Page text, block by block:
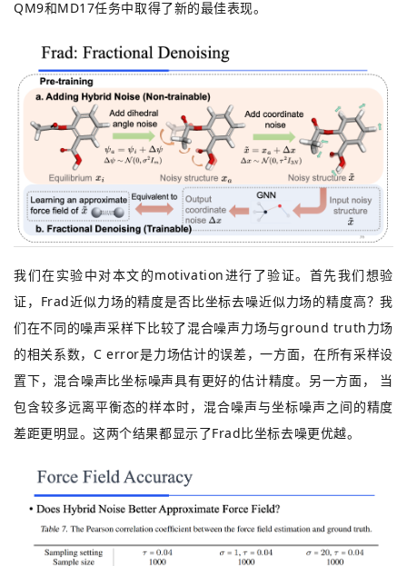
QM9和MD17任务中取得了新的最佳表现。
我们在实验中对本文的motivation进行了验证。首先我们想验
证，Frad近似力场的精度是否比坐标去噪近似力场的精度高？我
们在不同的噪声采样下比较了混合噪声力场与ground truth力场
的相关系数，C error是力场估计的误差，一方面，在所有采样设
置下，混合噪声比坐标噪声具有更好的估计精度。另一方面， 当
包含较多远离平衡态的样本时，混合噪声与坐标噪声之间的精度
差距更明显。这两个结果都显示了Frad比坐标去噪更优越。